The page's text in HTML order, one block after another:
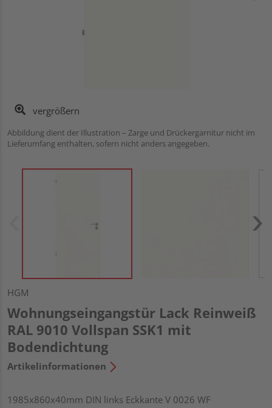
vergrößern
Abbildung dient der Illustration – Zarge und Drückergarnitur nicht im
Lieferumfang enthalten, sofern nicht anders angegeben.
HGM
Wohnungseingangstür Lack Reinweiß
RAL 9010 Vollspan SSK1 mit
Bodendichtung
Artikelinformationen
1985x860x40mm DIN links Eckkante V 0026 WF